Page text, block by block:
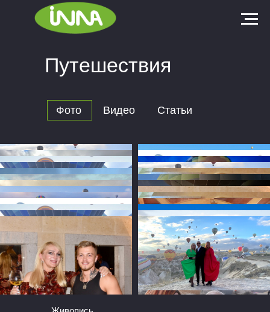
Путешествия
Видео
Фото Статьи